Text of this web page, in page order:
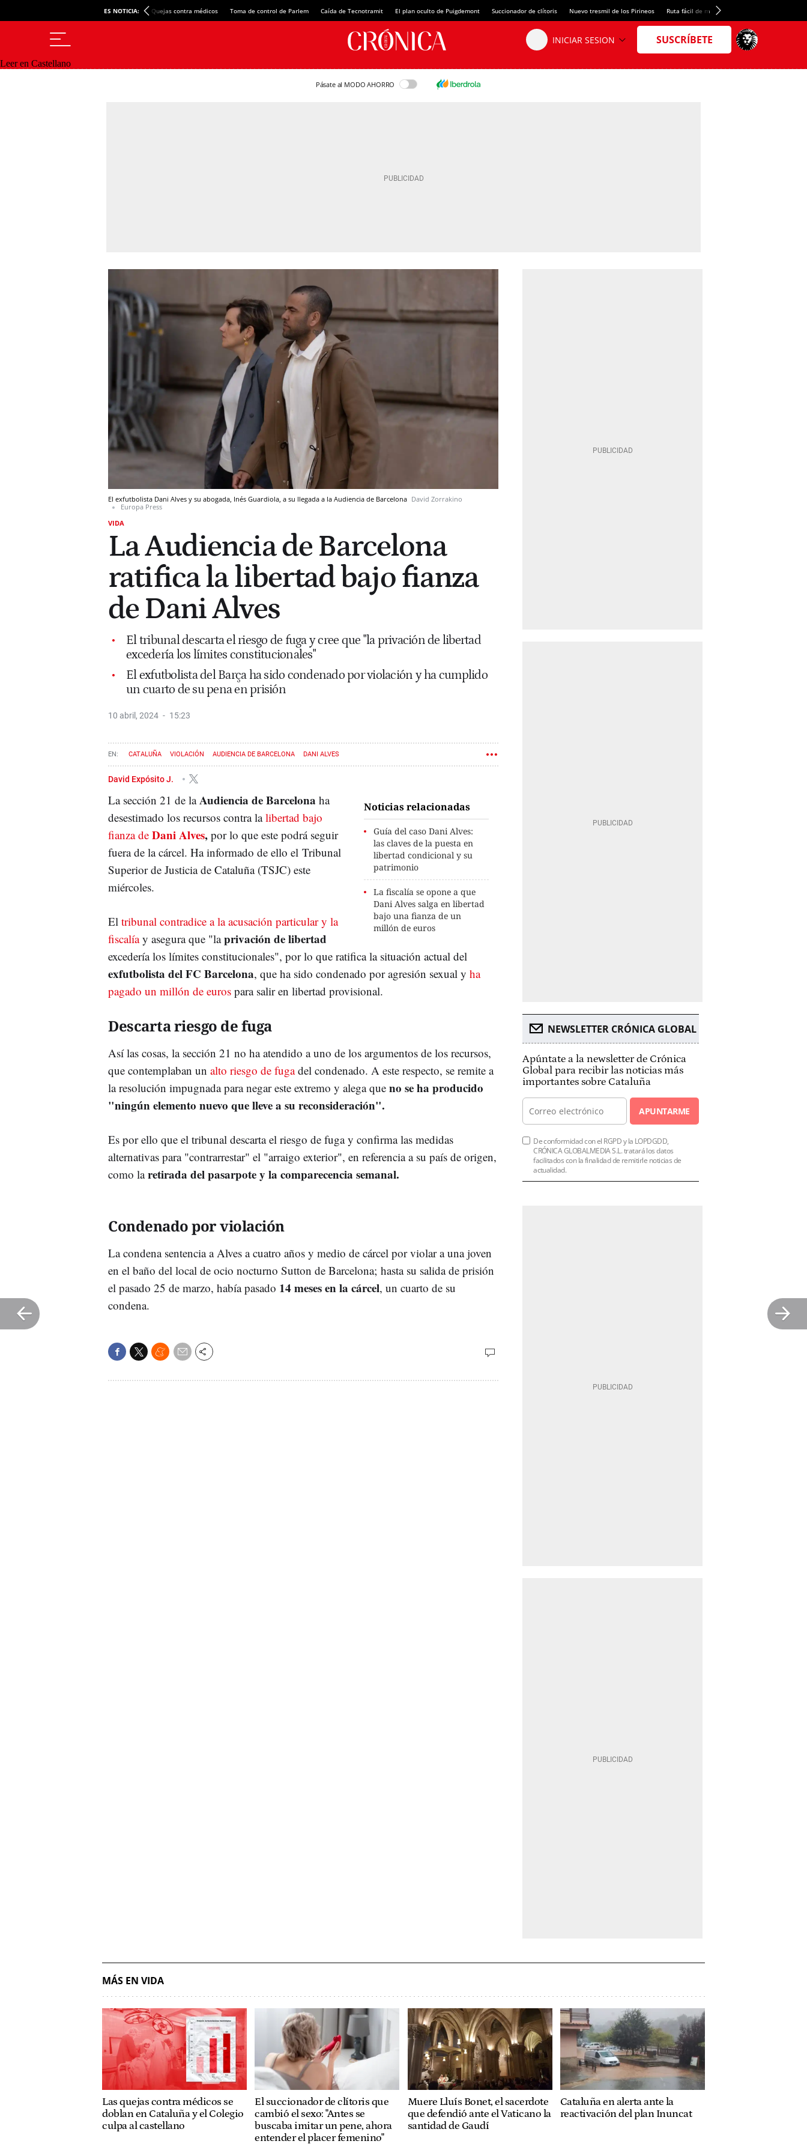
ES NOTICIA: Quejas contra médicos Toma de control de Parlem Caída de Tecnotramit El plan oculto de Puigdemont Succionador de clítoris Nuevo tresmil de los Pirineos Ruta fácil de montaña
Leer en Castellano
Pásate al MODO AHORRO
El exfutbolista Dani Alves y su abogada, Inés Guardiola, a su llegada a la Audiencia de Barcelona David Zorrakino
Europa Press
VIDA
La Audiencia de Barcelona
ratifica la libertad bajo fianza
de Dani Alves
El tribunal descarta el riesgo de fuga y cree que "la privación de libertad
excedería los límites constitucionales"
El exfutbolista del Barça ha sido condenado por violación y ha cumplido
un cuarto de su pena en prisión
10 abril, 2024 15:23
CATALUÑA VIOLACIÓN AUDIENCIA DE BARCELONA DANI ALVES
David Expósito J.
Noticias relacionadas
Guía del caso Dani Alves:
las claves de la puesta en
libertad condicional y su
patrimonio
La fiscalía se opone a que
Dani Alves salga en libertad
bajo una fianza de un
millón de euros
La sección 21 de laAudiencia de Barcelona ha
desestimado los recursos contra lalibertad bajo
fianza de Dani Alves, por lo que este podrá seguir
fuera de la cárcel. Ha informado de ello el Tribunal
Superior de Justicia de Cataluña (TSJC) este
miércoles.
El tribunal contradice a la acusación particular y la
fiscalíay asegura que "laprivación de libertad
excedería los límites constitucionales", por lo que ratifica la situación actual del
exfutbolista del FC Barcelona, que ha sido condenado por agresión sexual y ha
pagado un millón de euros para salir en libertad provisional.
Descarta riesgo de fuga
Así las cosas, la sección 21 no ha atendido a uno de los argumentos de los recursos,
que contemplaban un alto riesgo de fugadel condenado. A este respecto, se remite a
la resolución impugnada para negar este extremo y alega que no se ha producido
"ningún elemento nuevo que lleve a su reconsideración".
Es por ello que el tribunal descarta el riesgo de fuga y confirma las medidas
alternativas para "contrarrestar" el "arraigo exterior", en referencia a su país de origen,
como laretirada del pasarpote y la comparecencia semanal.
Condenado por violación
La condena sentencia a Alves a cuatro años y medio de cárcel por violar a una joven
en el baño del local de ocio nocturno Sutton de Barcelona; hasta su salida de prisión
el pasado 25 de marzo, había pasado 14 meses en la cárcel, un cuarto de su
condena.
NEWSLETTER CRÓNICA GLOBAL
Apúntate a la newsletter de Crónica
Global para recibir las noticias más
importantes sobre Cataluña
APUNTARME
De conformidad con el RGPD y la LOPDGDD,
CRÓNICA GLOBALMEDIA S.L. tratará los datos
facilitados con la finalidad de remitirle noticias de
actualidad.
MÁS EN VIDA
Las quejas contra médicos se
doblan en Cataluña y el Colegio
culpa al castellano
El succionador de clítoris que
cambió el sexo: "Antes se
buscaba imitar un pene, ahora
entender el placer femenino"
Muere Lluís Bonet, el sacerdote
que defendió ante el Vaticano la
santidad de Gaudí
Cataluña en alerta ante la
reactivación del plan Inuncat